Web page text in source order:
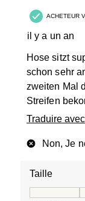
ACHETEUR
il y a un an
Hose sitzt
schon sehr
zweiten Mal
Streifen
Traduire
Non, Je
Taille